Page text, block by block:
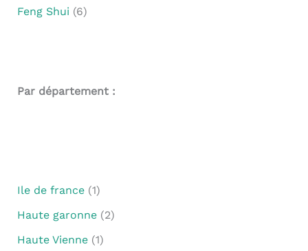
Feng Shui (6)
Par département :
Ile de france(1)
Haute garonne(2)
Haute Vienne(1)